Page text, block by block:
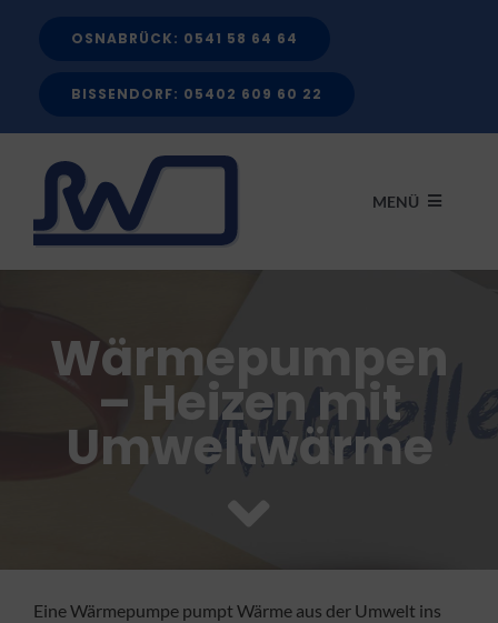
OSNABRÜCK: 0541 58 64 64
BISSENDORF: 05402 609 60 22
MENÜ
LEISTUNGEN
FÖRDERMITTEL
FACHBETRIEB
Wärmepumpen
– Heizen mit
Umweltwärme
Eine Wärmepumpe pumpt Wärme aus der Umwelt ins